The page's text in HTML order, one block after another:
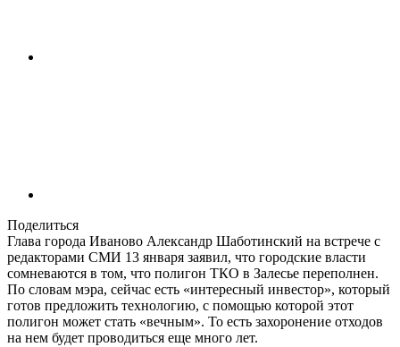
Поделиться
Глава города Иваново Александр Шаботинский на встрече с
редакторами СМИ 13 января заявил, что городские власти
сомневаются в том, что полигон ТКО в Залесье переполнен.
По словам мэра, сейчас есть «интересный инвестор», который
готов предложить технологию, с помощью которой этот
полигон может стать «вечным». То есть захоронение отходов
на нем будет проводиться еще много лет.